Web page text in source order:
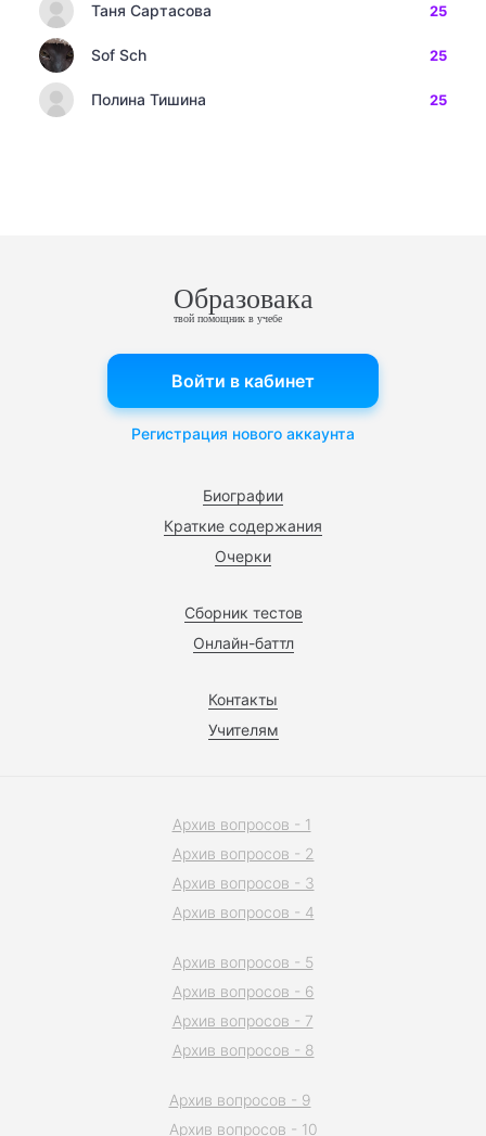
Таня Сартасова 25
Sof Sch 25
Полина Тишина 25
Образовака
твой помощник в учебе
Биографии
Краткие содержания
Очерки
Сборник тестов
Онлайн-баттл
Контакты
Учителям
Войти в кабинет
Регистрация нового аккаунта
Архив вопросов - 1
Архив вопросов - 2
Архив вопросов - 3
Архив вопросов - 4
Архив вопросов - 5
Архив вопросов - 6
Архив вопросов - 7
Архив вопросов - 8
Архив вопросов - 9
Архив вопросов - 10